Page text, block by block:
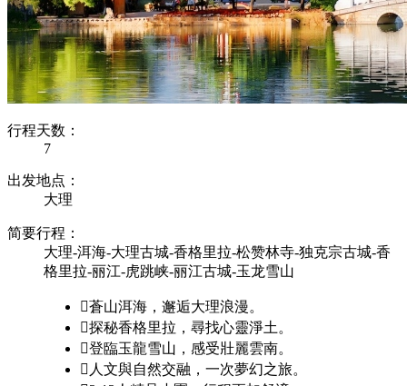
行程天数：
7
出发地点：
大理
简要行程：
大理-洱海-大理古城-香格里拉-松赞林寺-独克宗古城-香
格里拉-丽江-虎跳峡-丽江古城-玉龙雪山
蒼山洱海，邂逅大理浪漫。
探秘香格里拉，尋找心靈淨土。
登臨玉龍雪山，感受壯麗雲南。
 人文與自然交融，一次夢幻之旅。